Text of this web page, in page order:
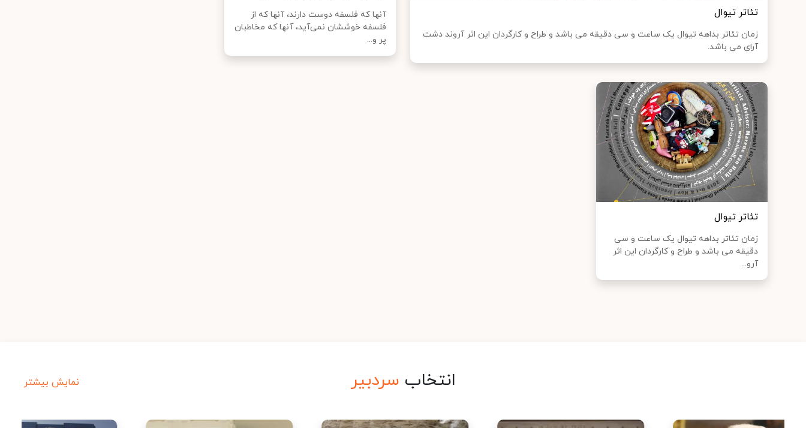
تئاتر تیوال
زمان تئاتر بداهه تیوال یک ساعت و سی دقیقه می باشد و طراح و کارگردان این اثر آروند دشت
آرای می باشد.
آنها که فلسفه دوست دارند، آنها که از
فلسفه خوششان نمی‌آید، آنها که مخاطبان
پر و...
تئاتر تیوال
زمان تئاتر بداهه تیوال یک ساعت و سی
دقیقه می باشد و طراح و کارگردان این اثر
آرو...
انتخاب سردبیر نمایش بیشتر